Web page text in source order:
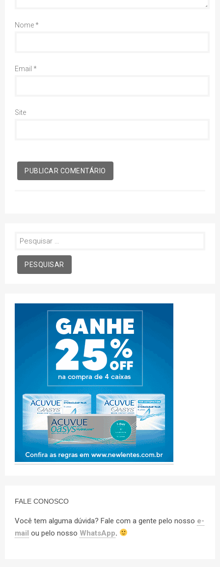
Nome*
Email *
Site
Pesquisar
FALE CONOSCO
Você tem alguma dúvida? Fale com a gente pelo nosso e-
mail ou pelo nosso WhatsApp.